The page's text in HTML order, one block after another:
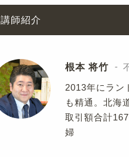
講師紹介
根本 将竹
2013年にラン
も精通。北海
取引額合計
婦